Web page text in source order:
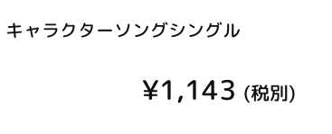
ャラクターソングシングル
¥1,143 (税別)